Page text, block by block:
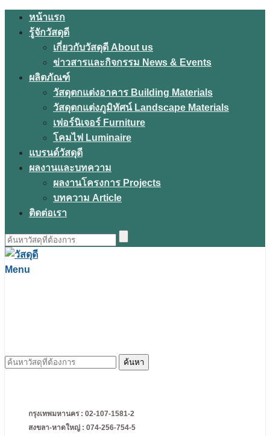
Skip
หน้าแรก
รู้จักวัสดุดี
เกี่ยวกับวัสดุดี About us
ข่าวสารและกิจกรรม News & Events
ผลิตภัณฑ์
วัสดุตกแต่งอาคาร Building Materials
วัสดุตกแต่งภูมิทัศน์ Landscape Materials
เฟอร์นิเจอร์ Furniture
โคมไฟ Luminaire
แบรนด์วัสดุดี
ผลงานและบทความ
ผลงานโครงการ Projects
บทความ Article
ติดต่อเรา
ค้นหา
สำหรับ:
Menu
ค้นหา
กรุงเทพมหานคร : 02-107-1581-2
สงขลา-หาดใหญ่ : 074-256-754-5